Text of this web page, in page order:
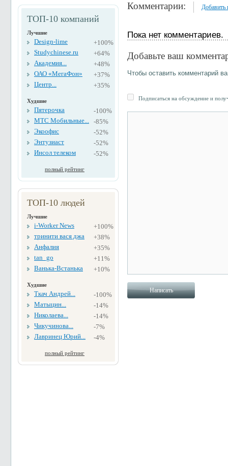
ТОП-10 компаний
Лучшие
Design-lime
+100%
Studychinese.ru
+64%
Академия...
+48%
ОАО «МегаФон»
+37%
Центр...
+35%
Худшие
Пятерочка
-100%
МТС Мобильные... -85%
Экоофис
-52%
Энтузиаст
-52%
Инсол телеком
-52%
полный рейтинг
ТОП-10 людей
Лучшие
i-Worker News
+100%
тринити вася джа
+38%
Анфалия
+35%
tan_go
+11%
Ванька-Встанька
+10%
Худшие
Ткач Андрей...
-100%
Матыцин...
-14%
Николаева...
-14%
Чикучинова...
-7%
Лавринец Юрий...
-4%
полный рейтинг
Комментарии: Добавить
Пока нет комментариев.
Добавьте ваш
Чтобы оставить комментарий
Подписаться на обсуждение и